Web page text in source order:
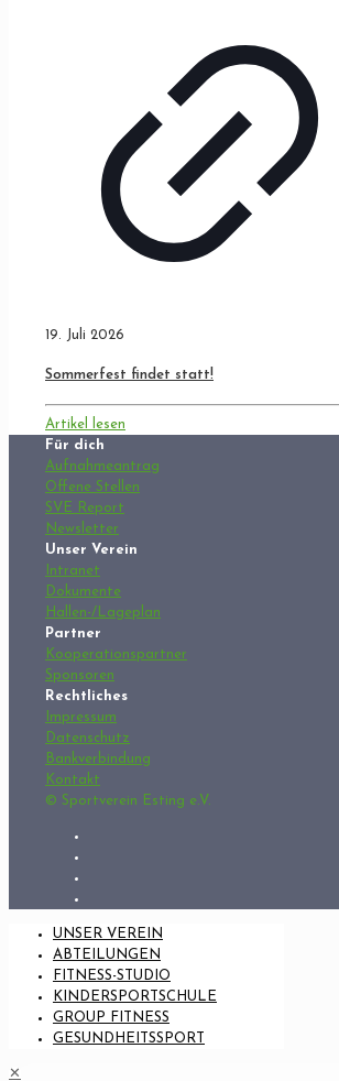
19. Juli 2026
Sommerfest findet statt!
Artikel lesen
Für dich
Aufnahmeantrag
Offene Stellen
SVE Report
Newsletter
Unser Verein
Intranet
Dokumente
Hallen-/Lageplan
Partner
Kooperationspartner
Sponsoren
Rechtliches
Impressum
Datenschutz
Bankverbindung
Kontakt
© Sportverein Esting e.V.
UNSER VEREIN
ABTEILUNGEN
FITNESS-STUDIO
KINDERSPORTSCHULE
GROUP FITNESS
GESUNDHEITSSPORT
✕